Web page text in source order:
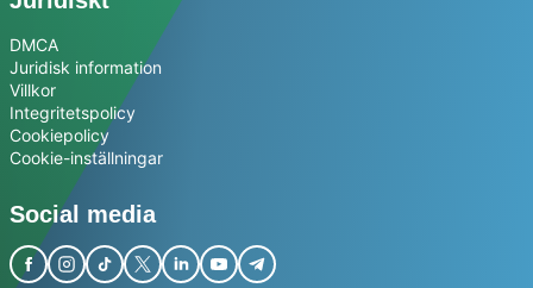
DMCA
Juridisk information
Villkor
Integritetspolicy
Cookiepolicy
Cookie-inställningar
Social media